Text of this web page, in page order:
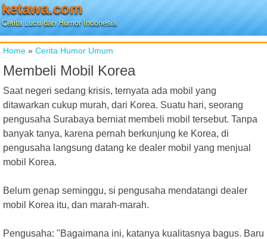
ketawa.com
Cerita Lucu dan Humor Indonesia
Home » Cerita Humor Umum
Membeli Mobil Korea
Saat negeri sedang krisis, ternyata ada mobil yang
ditawarkan cukup murah, dari Korea. Suatu hari, seorang
pengusaha Surabaya berniat membeli mobil tersebut. Tanpa
banyak tanya, karena pernah berkunjung ke Korea, di
pengusaha langsung datang ke dealer mobil yang menjual
mobil Korea.
Belum genap seminggu, si pengusaha mendatangi dealer
mobil Korea itu, dan marah-marah.
Pengusaha: "Bagaimana ini, katanya kualitasnya bagus. Baru